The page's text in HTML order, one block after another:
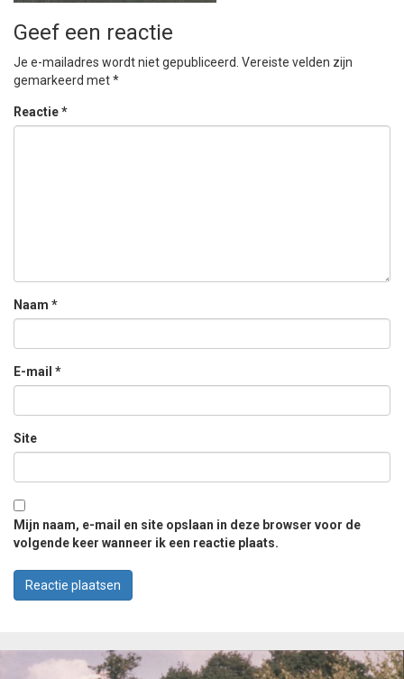
Geef een reactie
Je e-mailadres wordt niet gepubliceerd. Vereiste velden zijn
gemarkeerd met*
Reactie*
Naam *
E-mail *
Site
Mijn naam, e-mail en site opslaan in deze browser voor de
volgende keer wanneer ik een reactie plaats.